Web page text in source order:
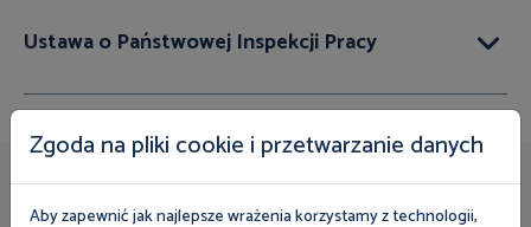
Ustawa o Państwowej Inspekcji Pracy
Przydatne linki
Zgoda na pliki cookie i przetwarzanie danych
Aby zapewnić jak najlepsze wrażenia korzystamy z technologii,